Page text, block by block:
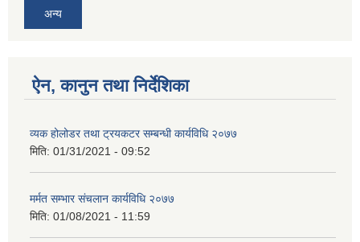
अन्य
ऐन, कानुन तथा निर्देशिका
व्यक होलोडर तथा ट्रयकटर सम्बन्धी कार्यविधि २०७७
मिति: 01/31/2021 - 09:52
मर्मत सम्भार संचलान कार्यविधि २०७७
मिति: 01/08/2021 - 11:59